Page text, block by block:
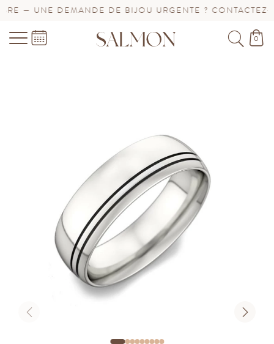
— UNE DEMANDE DE BIJOU URGENTE ? CONTACTEZ-
0